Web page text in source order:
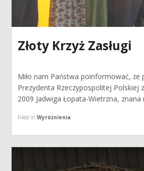
Złoty Krzyż Zasługi
Miło nam Państwa poinformować, że
Prezydenta Rzeczypospolitej Polskiej
2009 Jadwiga Łopata-Wietrzna, znana
Filed inWyróżnienia